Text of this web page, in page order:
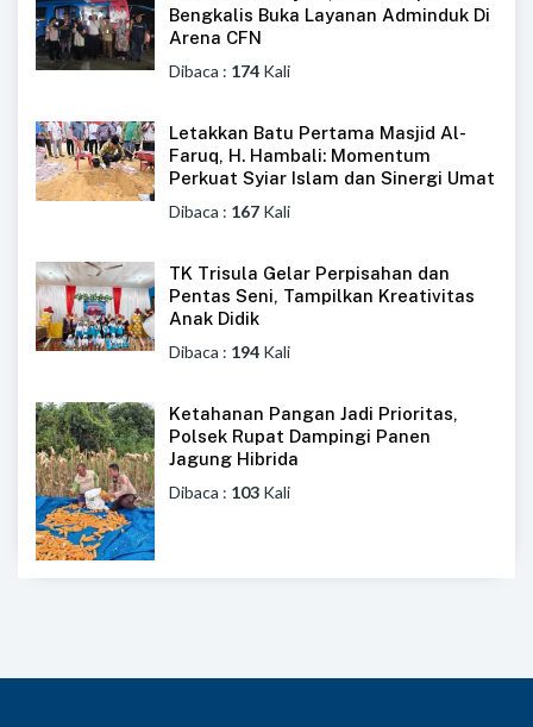
Bengkalis Buka Layanan Adminduk Di
Arena CFN
Dibaca : 174 Kali
Letakkan Batu Pertama Masjid Al-
Faruq, H. Hambali: Momentum
Perkuat Syiar Islam dan Sinergi Umat
Dibaca : 167 Kali
TK Trisula Gelar Perpisahan dan
Pentas Seni, Tampilkan Kreativitas
Anak Didik
Dibaca : 194 Kali
Ketahanan Pangan Jadi Prioritas,
Polsek Rupat Dampingi Panen
Jagung Hibrida
Dibaca : 103 Kali